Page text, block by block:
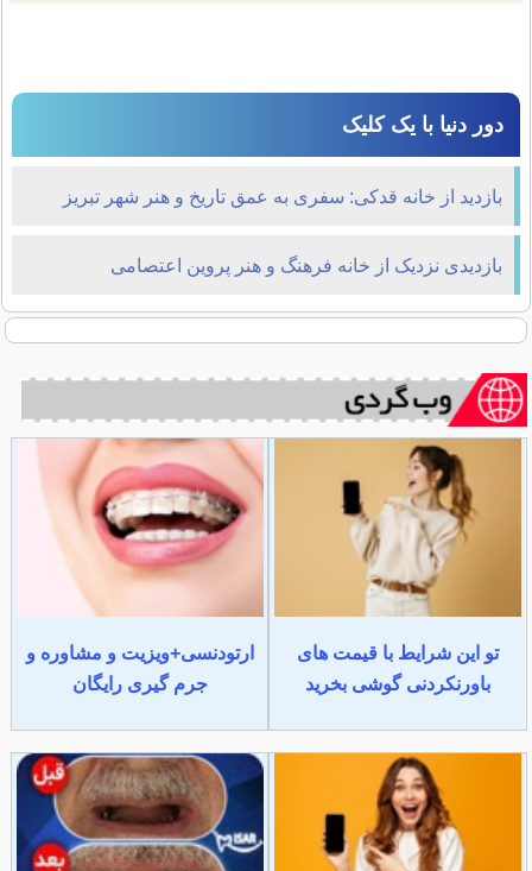
دور دنیا با یک کلیک
بازدید از خانه قدکی: سفری به عمق تاریخ و هنر شهر تبریز
بازدیدی نزدیک از خانه فرهنگ و هنر پروین اعتصامی
تو این شرایط با قیمت های
باورنکردنی گوشی بخرید
ارتودنسی+ویزیت و مشاوره و
جرم گیری رایگان